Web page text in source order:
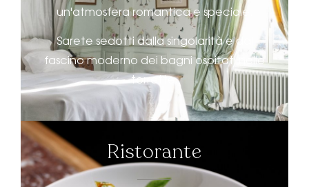
un'atmosfera romantica e speciale.
Sarete sedotti dalla singolarità e dal
fascino moderno dei bagni ospitati nelle
torrette.
Ristorante